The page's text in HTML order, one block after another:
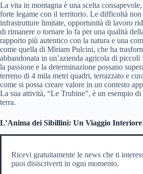
La vita in montagna è una scelta consapevole,
forte legame con il territorio. Le difficoltà non
infrastrutture limitate, opportunità di lavoro
di rimanere o tornare lo fa per una qualità
rapporto più autentico con la natura e una
come quella di Miriam Pulcini, che ha
abbandonata in un’azienda agricola di
la passione e la determinazione possano
terreno di 4 mila metri quadri, terrazzato e
come si possa creare valore in un contesto
La sua attività, “Le Trubine”, è un esempio di
terra.
L’Anima dei Sibillini: Un Viaggio Interiore
Ricevi gratuitamente le news che ti
puoi disiscriverti in ogni momento.